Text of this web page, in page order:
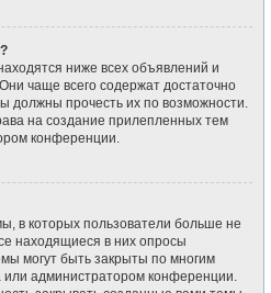
ниже всех объявлений и
чаще всего содержат достаточно
должны прочесть их по возможности.
на создание прилепленных тем
конференции.
в которых пользователи больше не
находящиеся в них опросы
могут быть закрыты по многим
администратором конференции.